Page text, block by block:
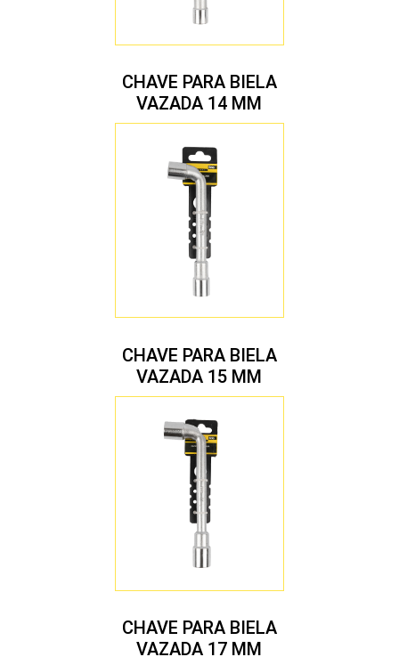
CHAVE PARA BIELA
VAZADA 14 MM
CHAVE PARA BIELA
VAZADA 15 MM
CHAVE PARA BIELA
VAZADA 17 MM